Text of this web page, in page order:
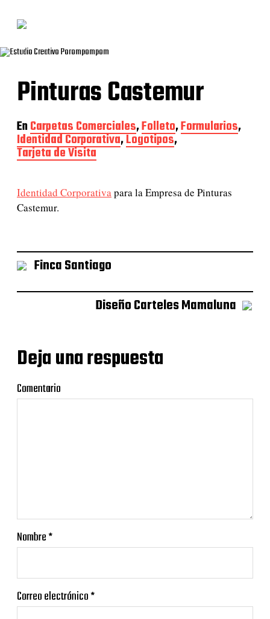
Pinturas Castemur
EnCarpetas Comerciales,Folleto,Formularios,
Identidad Corporativa,Logotipos,
Tarjeta de Visita
Identidad Corporativapara la Empresa de Pinturas
Castemur.
Finca Santiago
Diseño Carteles Mamaluna
Deja una respuesta
Comentario
Nombre*
Correo electrónico*